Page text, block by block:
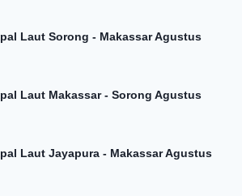
Laut Sorong - Makassar Agustus
Laut Makassar - Sorong Agustus
Laut Jayapura - Makassar Agustus